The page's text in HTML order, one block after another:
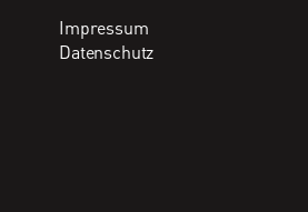
Impressum
Datenschutz